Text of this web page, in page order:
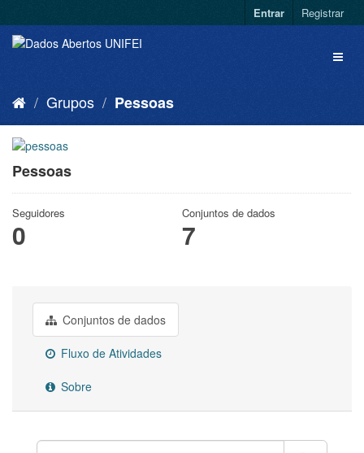
Entrar Registrar
Grupos Pessoas
Pessoas
Seguidores
0
Conjuntos de dados
7
Conjuntos de dados
Fluxo de Atividades
Sobre